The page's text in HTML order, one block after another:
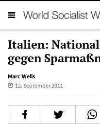
Italien:
gegen
Marc Wells
12. September 2011